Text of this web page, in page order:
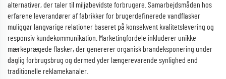
alternativer, der taler til miljøbevidste forbrugere. Samarbejdsmåden hos
erfarene leverandører af fabrikker for brugerdefinerede vandflasker
muliggør langvarige relationer baseret på konsekvent kvalitetslevering og
responsiv kundekommunikation. Marketingfordele inkluderer unikke
mærkeprægede flasker, der genererer organisk brandeksponering under
daglig forbrugsbrug og dermed yder længerevarende synlighed end
traditionelle reklamekanaler.